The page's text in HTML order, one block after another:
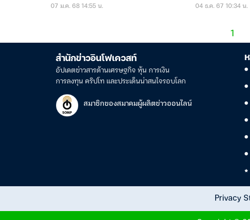
07 ม.ค. 68 14:55 น. 04 ธ.ค. 67 10:34 น.
1
สำนักข่าวอินโฟเควสท์
อัปเดตข่าวสารด้านเศรษฐกิจ หุ้น การเงิน
การลงทุน คริปโท และประเด็นน่าสนใจรอบโลก
สมาชิกของสมาคมผู้ผลิตข่าวออนไลน์
Privacy